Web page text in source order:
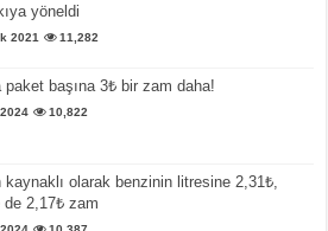
yöneldi
2021 11,282
paket başına 3₺ bir zam daha!
10,822
kaynaklı olarak benzinin litresine 2,31₺,
de 2,17₺ zam